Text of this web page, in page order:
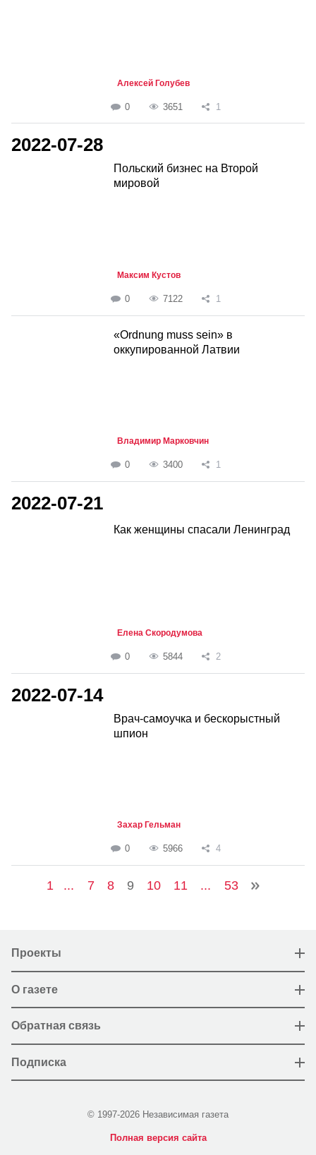
Алексей Голубев
0 3651 1
2022-07-28
Польский бизнес на Второй
мировой
Максим Кустов
0 7122 1
«Ordnung muss sein» в
оккупированной Латвии
Владимир Марковчин
0 3400 1
2022-07-21
Как женщины спасали Ленинград
Елена Скородумова
0 5844 2
2022-07-14
Врач-самоучка и бескорыстный
шпион
Захар Гельман
0 5966 4
1 ... 7 8 9 10 11 ... 53
Проекты
О газете
Обратная связь
Подписка
© 1997-2026 Независимая газета
Полная версия сайта